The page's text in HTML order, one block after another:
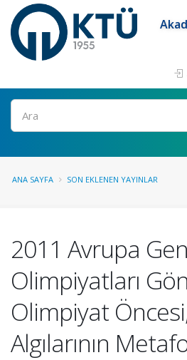
Ara
ANA SAYFA SON EKLENEN YAYINLAR
2011 Avrupa
Olimpiyatları
Olimpiyat
Algılarının